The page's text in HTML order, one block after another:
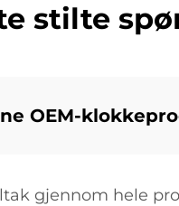
stilte
OEM-
gjennom hele